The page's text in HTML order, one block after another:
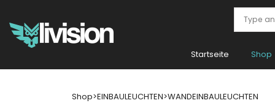
Startseite Shop
Shop>EINBAULEUCHTEN>WANDEINBAULEUCHTEN